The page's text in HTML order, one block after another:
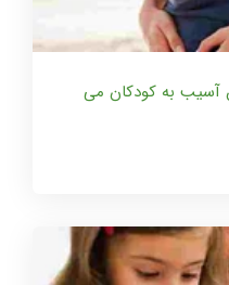
آسیب به کودکان می